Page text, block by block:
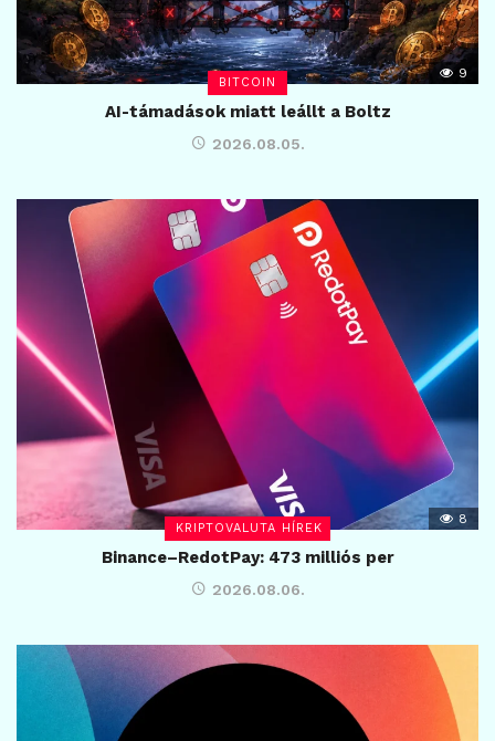
BITCOIN
9
AI-támadások miatt leállt a Boltz
2026.08.05.
KRIPTOVALUTA HÍREK
8
Binance–RedotPay: 473 milliós per
2026.08.06.